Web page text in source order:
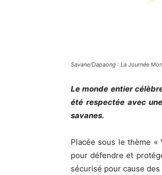
Savane/Dapaong : La Journée
Le monde entier
été respectée avec
savanes.
Placée sous le thème
pour défendre et
sécurisé pour cause